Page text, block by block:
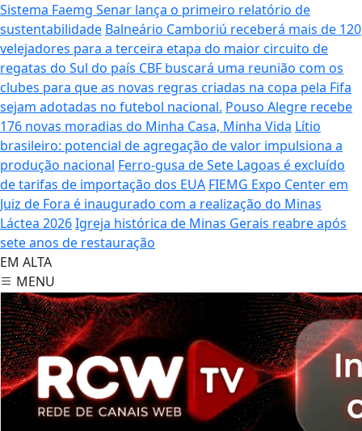
Sistema Faemg Senar lança o primeiro relatório de
sustentabilidade Balneário Camboriú receberá mais de 120
velejadores para a terceira etapa do maior circuito de
regatas do Sul do país CBF buscará uma reunião com os
clubes para que as novas regras criadas na copa pela Fifa
sejam adotadas no futebol nacional. Pouso Alegre recebe
176 novas moradias do Minha Casa, Minha Vida Lítio
brasileiro: potencial de agregação de valor impulsiona a
produção nacional Ferro-gusa de Sete Lagoas é excluído
de tarifas de importação dos EUA FIEMG Expo Center em
Juiz de Fora é inaugurado com a realização do Minas
Láctea 2026Igreja histórica de Minas Gerais reabre após
sete anos de restauração
EM ALTA
MENU